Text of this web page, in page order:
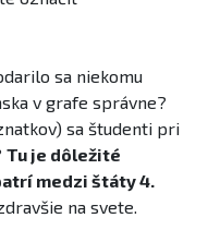
sa niekomu
v grafe správne?
sa študenti pri
Tu je dôležité
medzi štáty 4.
na svete.